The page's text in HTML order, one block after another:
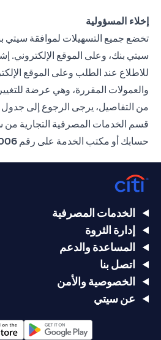
إخلاء المسؤولية
تخضع جميع التسهيلات لموافقة
سيتي بنك، وعلى الموقع الإلكتروني.
للاطلاع عند الطلب وعلى الموقع
والعمولات المقررة، وهي عرضة
من التفاصيل، يرجى الرجوع إلى
قسم الخدمات المصرفية التجارية من
حسابك أو مكتب الخدمة على رقم 567 600 971+
الخدمات المصرفية
إدارة الثروة
المساعدة والدعم
اتصل بنا
الخصوصية والأمن
عن سيتي